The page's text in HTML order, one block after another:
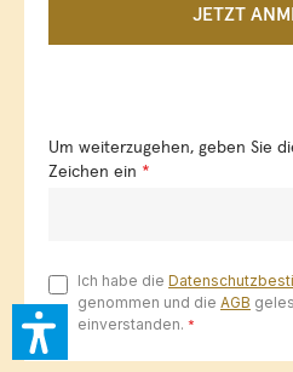
JETZT
Um weiterzugehen, geben Sie
Zeichen ein *
Ich habe die
genommen und die AGB
einverstanden. *